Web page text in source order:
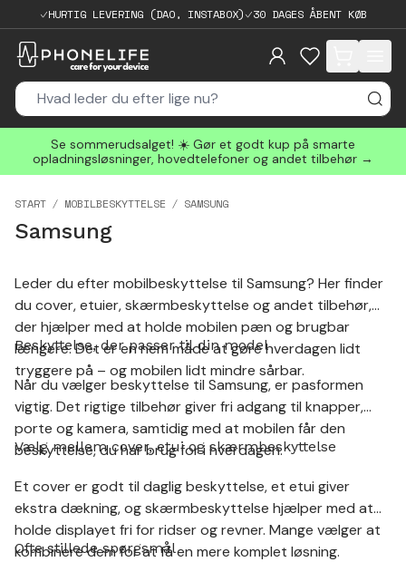
HURTIG LEVERING (DAO, INSTABOX) 30 DAGES ÅBENT KØB
items in cart,
Se sommerudsalget! ☀️ Gør et godt kup på smarte
opladningsløsninger, hovedtelefoner og andet tilbehør →
START MOBILBESKYTTELSE SAMSUNG
Samsung
Leder du efter mobilbeskyttelse til Samsung? Her finder
du cover, etuier, skærmbeskyttelse og andet tilbehør,
der hjælper med at holde mobilen pæn og brugbar
længere. Det er en nem måde at gøre hverdagen lidt
tryggere på – og mobilen lidt mindre sårbar.
Beskyttelse, der passer til din model
Når du vælger beskyttelse til Samsung, er pasformen
vigtig. Det rigtige tilbehør giver fri adgang til knapper,
porte og kamera, samtidig med at mobilen får den
beskyttelse, du har brug for i hverdagen.
Vælg mellem cover, etui og skærmbeskyttelse
Et cover er godt til daglig beskyttelse, et etui giver
ekstra dækning, og skærmbeskyttelse hjælper med at
holde displayet fri for ridser og revner. Mange vælger at
kombinere dem for at få en mere komplet løsning.
Ofte stillede spørgsmål